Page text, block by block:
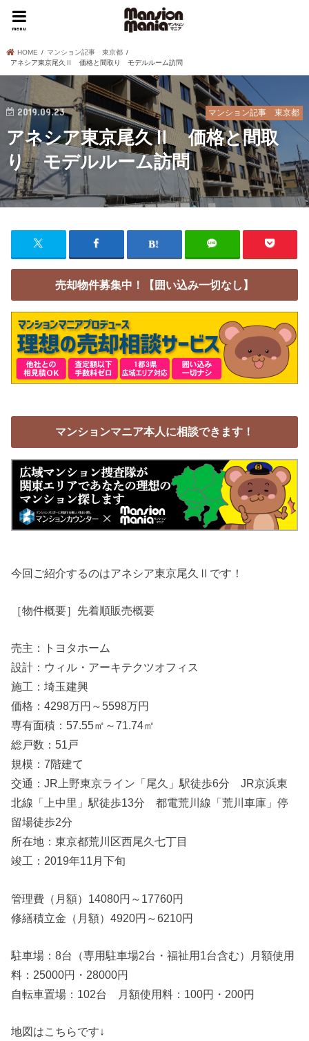
menu
HOME
マンション記事 東京都
アネシア東京尾久Ⅱ 価格と間取り モデルルーム訪問
マンション記事 東京都
2019.09.23
アネシア東京尾久Ⅱ 価格と間取
り モデルルーム訪問
売却物件募集中！【囲い込み一切なし】
マンションマニア本人に相談できます！
今回ご紹介するのはアネシア東京尾久Ⅱです！
［物件概要］先着順販売概要
売主：トヨタホーム
設計：ウィル・アーキテクツオフィス
施工：埼玉建興
価格：4298万円～5598万円
専有面積：57.55㎡～71.74㎡
総戸数：51戸
規模：7階建て
交通：JR上野東京ライン「尾久」駅徒歩6分 JR京浜東
北線「上中里」駅徒歩13分 都電荒川線「荒川車庫」停
留場徒歩2分
所在地：東京都荒川区西尾久七丁目
竣工：2019年11月下旬
管理費（月額）14080円～17760円
修繕積立金（月額）4920円～6210円
駐車場：8台（専用駐車場2台・福祉用1台含む）月額使用
料：25000円・28000円
自転車置場：102台 月額使用料：100円・200円
地図はこちらです↓